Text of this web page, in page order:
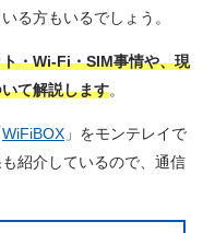
る方もいるでしょう。
・Wi-Fi・SIM事情や、現
て解説します。
WiFiBOX 」をモンテレイで
紹介しているので、通信